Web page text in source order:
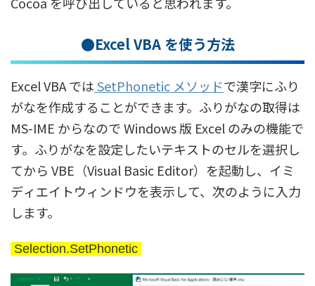
●Excel VBA を使う方法
Excel VBA ではSetPhonetic メソッドで漢字にふり
がなを作成することができます。ふりがなの取得は
MS-IME からなので Windows 版 Excel のみの機能で
す。ふりがなを設定したいテキストのセルを選択し
てから VBE（Visual Basic Editor）を起動し、イミ
ディエイトウィンドウを表示して、次のように入力
します。
Selection.SetPhonetic